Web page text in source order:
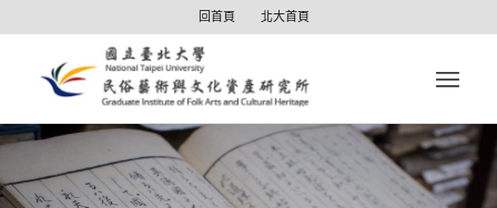
回首頁 北大首頁